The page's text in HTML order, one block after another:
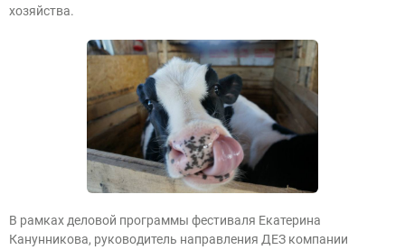
хозяйства.
В рамках деловой программы фестиваля Екатерина
Канунникова, руководитель направления ДЕЗ компании